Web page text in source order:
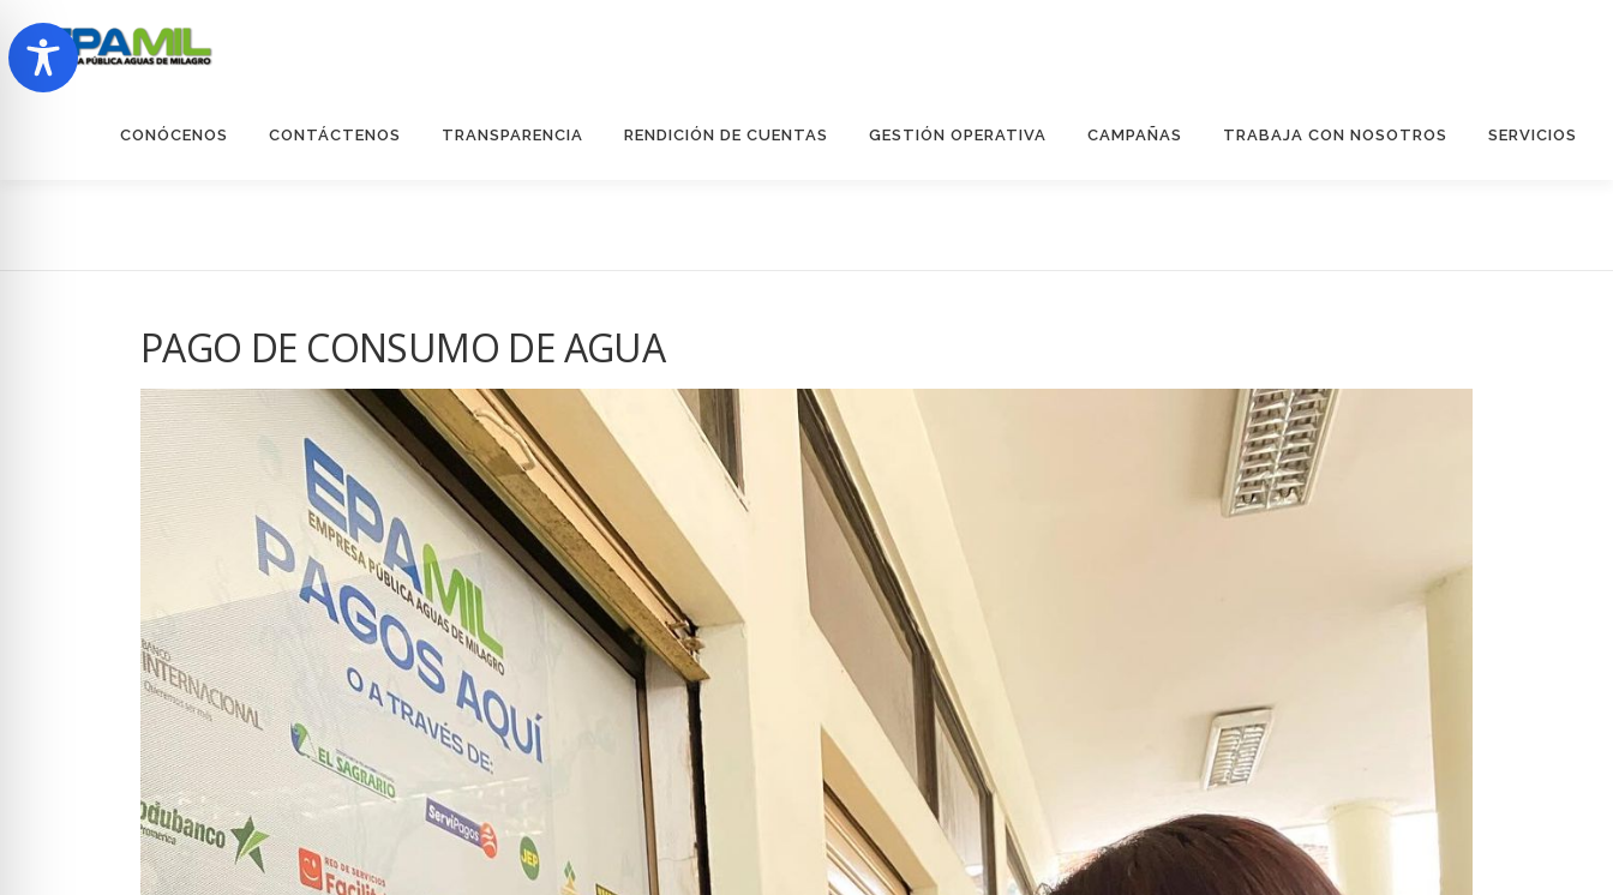
al
contenido
CONÓCENOS CONTÁCTENOS TRANSPARENCIA RENDICIÓN DE CUENTAS GESTIÓN OPERATIVA CAMPAÑAS TRABAJA CON NOSOTROS SERVICIOS
PAGO DE CONSUMO DE AGUA